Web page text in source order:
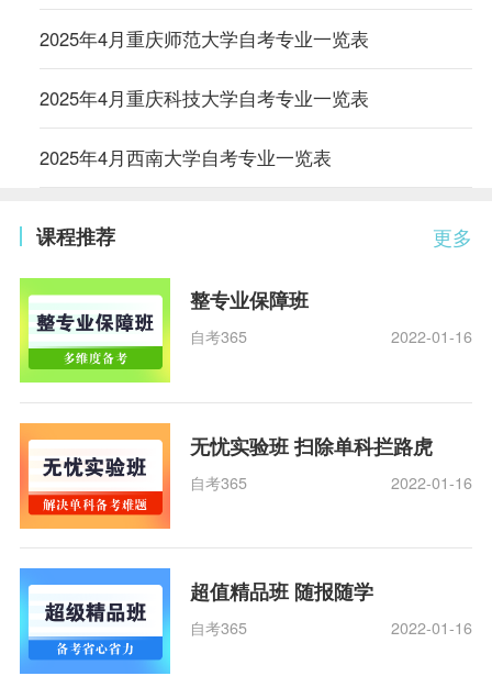
2025年4月重庆师范大学自考专业一览表
2025年4月重庆科技大学自考专业一览表
2025年4月西南大学自考专业一览表
更多
课程推荐
整专业保障班
自考365 2022-01-16
无忧实验班 扫除单科拦路虎
自考365 2022-01-16
超值精品班 随报随学
自考365 2022-01-16